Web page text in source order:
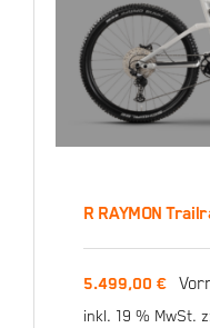
R RAYMON
5.499,00€
inkl. 19 % MwSt.